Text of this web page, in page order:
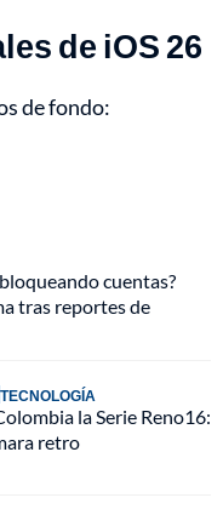
de iOS 26
de fondo:
cuentas?
tras reportes de
TECNOLOGÍA
la Serie Reno16:
retro